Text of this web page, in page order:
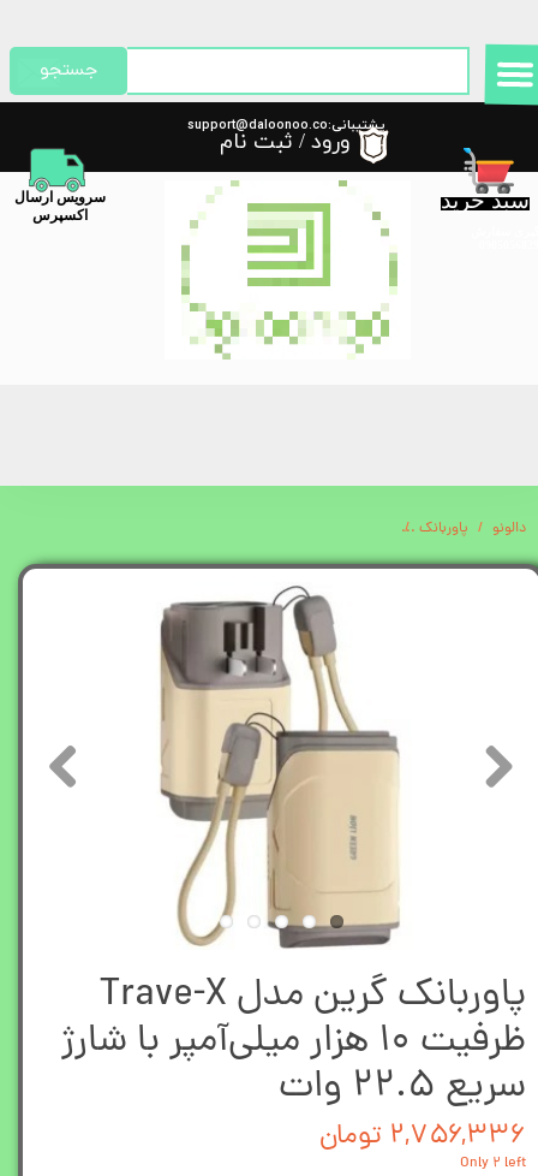
پشتیبانی:support@daloonoo.co
m
سبد خرید
​سرویس ارسال
اکسپرس
جستجو
ورود / ثبت نام
حساب کاربری من
تغییر گذر واژه
سفارشات
خروج از حساب کاربری
دالونو پاوربانک
پاوربانک گرین مدل Trave-X
ظرفیت ۱۰ هزار میلی‌آمپر با شارژ
سریع ۲۲.۵ وات
۲,۷۵۶,۳۳۶ تومان
Only ۲ left